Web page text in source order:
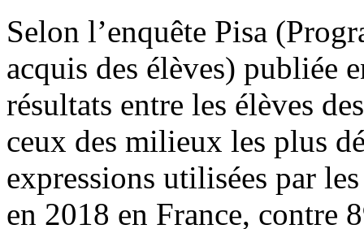
Selon l’enquête Pisa
acquis des élèves) publiée
résultats entre les élèves
ceux des milieux les plus
expressions utilisées par
en 2018 en France, contre